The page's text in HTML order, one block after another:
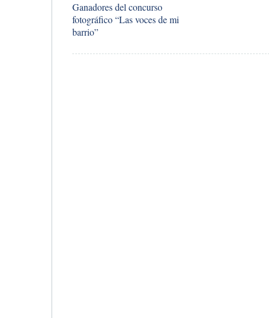
​Ganadores del concurso
fotográfico “Las voces de mi
barrio”